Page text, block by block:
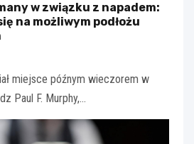
w związku z napadem:
na możliwym podłożu
miejsce późnym wieczorem w
Paul F. Murphy,…